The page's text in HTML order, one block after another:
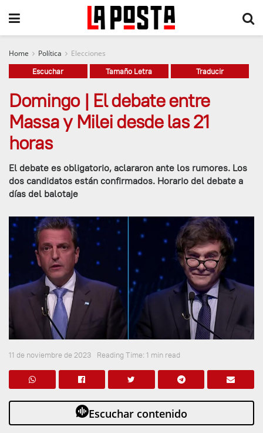
Home Política Elecciones
Escuchar Tamaño Letra Traducir
Domingo | El debate entre
Massa y Milei desde las 21
horas
El debate es obligatorio, aclararon ante los rumores. Los
dos candidatos están confirmados. Horario del debate a
días del balotaje
11 de noviembre de 2023 Reading Time: 1 min read
Escuchar contenido